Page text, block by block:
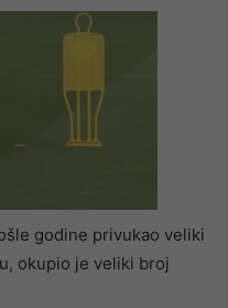
godine privukao veliki
okupio je veliki broj